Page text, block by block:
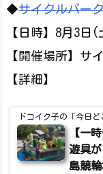
◆サイクルパー
【日時】8月3日(
【開催場所】サ
【詳細】
ドコイク子の「今日ど
【一
遊具
島競